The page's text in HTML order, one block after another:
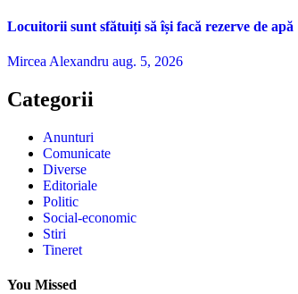
Locuitorii sunt sfătuiți să își facă rezerve de apă
Mircea Alexandru aug. 5, 2026
Categorii
Anunturi
Comunicate
Diverse
Editoriale
Politic
Social-economic
Stiri
Tineret
You Missed